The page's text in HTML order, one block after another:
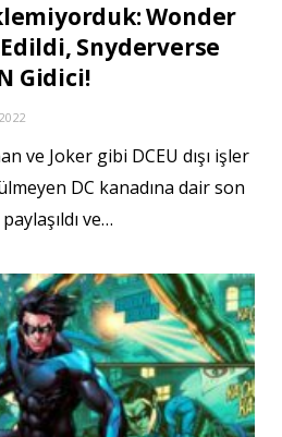
Wonder
Snyderverse
Gidici!
ve Joker gibi DCEU dışı işler
DC kanadına dair son
ve…